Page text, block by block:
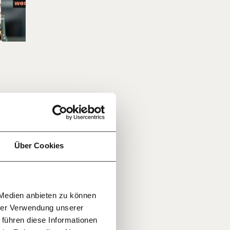
Über Cookies
anbieten zu können
Verwendung unserer
diese Informationen
die
100€ €
mit